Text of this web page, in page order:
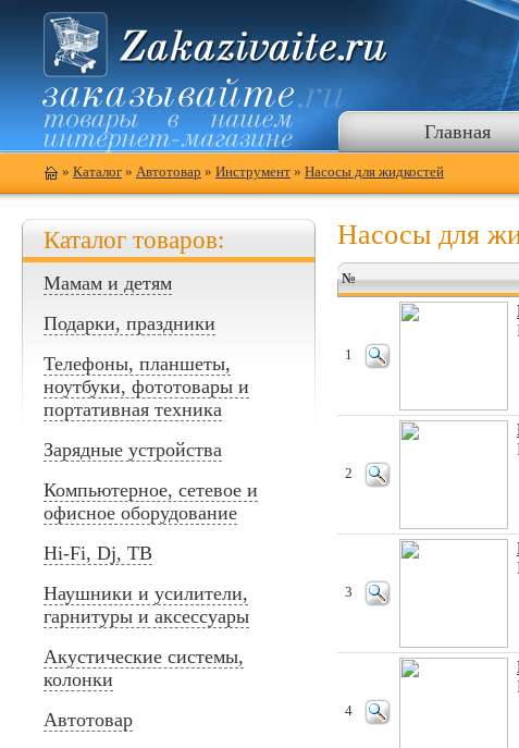
Главная
» Каталог » Автотовар » Инструмент » Насосы для жидкостей
Каталог товаров:
Мамам и детям
Подарки, праздники
Телефоны, планшеты,
ноутбуки, фототовары и
портативная техника
Зарядные устройства
Компьютерное, сетевое и
офисное оборудование
Hi-Fi, Dj, ТВ
Наушники и усилители,
гарнитуры и аксессуары
Акустические системы,
колонки
Автотовар
Насосы для
№
1
2
3
4